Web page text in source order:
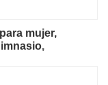
mujer,